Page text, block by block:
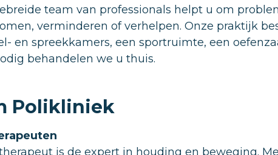
team van professionals helpt u om
verminderen of verhelpen. Onze praktijk
en spreekkamers, een sportruimte, een
behandelen we u thuis.
Polikliniek
is de expert in houding en beweging.